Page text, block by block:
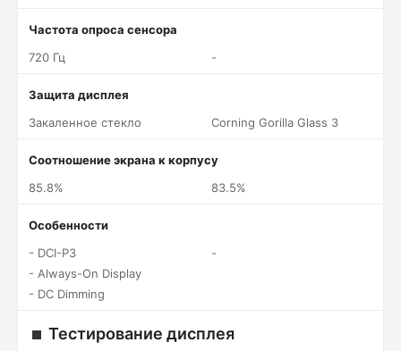
Частота опроса сенсора
720 Гц
-
Защита дисплея
Закаленное стекло
Corning Gorilla Glass 3
Соотношение экрана к корпусу
85.8%
83.5%
Особенности
- DCI-P3
- Always-On Display
- DC Dimming
-
Тестирование дисплея